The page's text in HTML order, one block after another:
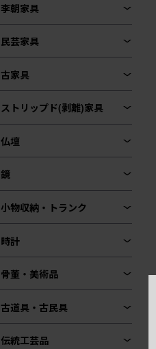
李朝家具
民芸家具
古家具
ストリップド(剥離)家具
仏壇
鏡
小物収納・トランク
時計
骨董・美術品
古道具・古民具
伝統工芸品